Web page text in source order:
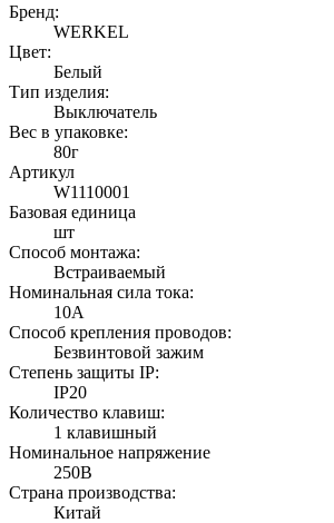
Бренд:
WERKEL
Цвет:
Белый
Тип изделия:
Выключатель
Вес в упаковке:
80г
Артикул
W1110001
Базовая единица
шт
Способ монтажа:
Встраиваемый
Номинальная сила тока:
10А
Способ крепления проводов:
Безвинтовой зажим
Степень защиты IP:
IP20
Количество клавиш:
1 клавишный
Номинальное напряжение
250В
Страна производства:
Китай